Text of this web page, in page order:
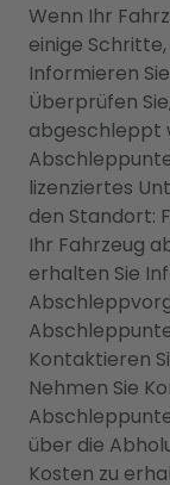
Wenn Ihr
einige
Informieren
Überprüfen
abgeschleppt
lizenziertes
den Standort:
Ihr Fahrzeug
erhalten Sie
Kontaktieren
Nehmen Sie
über die
Kosten zu